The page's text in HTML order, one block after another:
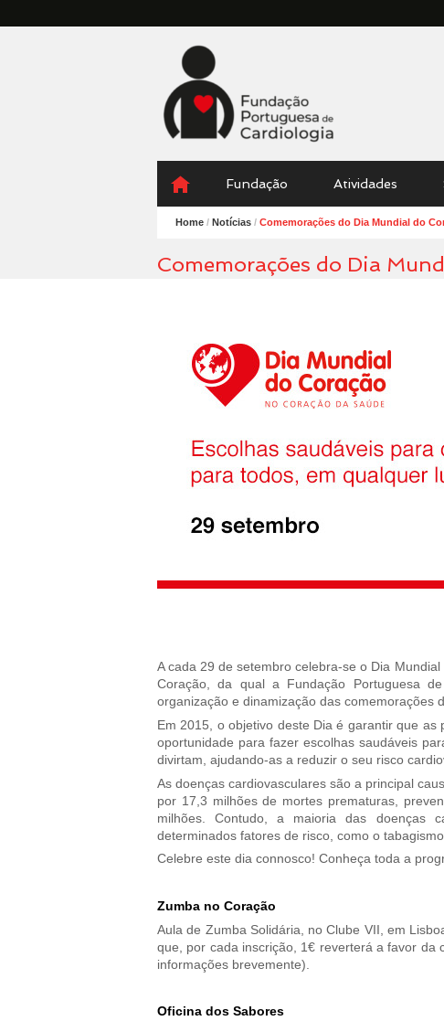
Fundação
Portuguesa
Cardiologia
Menu
content
Fundação Atividades
Home / Notícias / Comemorações do Dia Mundial do
Comemorações do Dia
A cada 29 de setembro celebra-se o Dia
Coração, da qual a Fundação Portuguesa
organização e dinamização das comemorações
Em 2015, o objetivo deste Dia é garantir que
oportunidade para fazer escolhas saudáveis
divirtam, ajudando-as a reduzir o seu risco
As doenças cardiovasculares são a principal
por 17,3 milhões de mortes prematuras,
milhões. Contudo, a maioria das doenças
determinados fatores de risco, como o
Celebre este dia connosco! Conheça toda a
Zumba no Coração
Aula de Zumba Solidária, no Clube VII, em
que, por cada inscrição, 1€ reverterá a favor da
informações brevemente).
Oficina dos Sabores